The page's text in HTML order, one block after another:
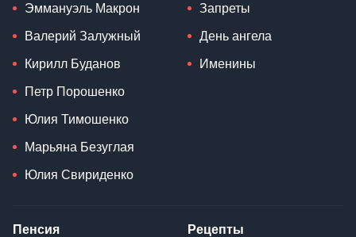
Эммануэль Макрон
Валерий Залужный
Кирилл Буданов
Петр Порошенко
Юлия Тимошенко
Марьяна Безуглая
Юлия Свириденко
Запреты
День ангела
Именины
Пенсия Рецепты